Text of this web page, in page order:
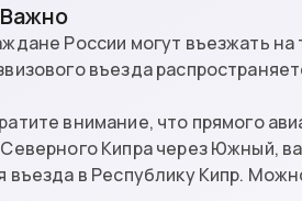
Важно
России могут въезжать
въезда
внимание, что прямого
Кипра через Южный,
въезда в Республику Кипр.